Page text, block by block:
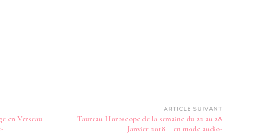
en Verseau
ARTICLE SUIVANT
Taureau Horoscope de la semaine du 22 au 28
Janvier 2018 – en mode audio-